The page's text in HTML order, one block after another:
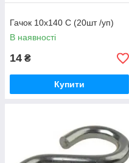
Гачок 10х140 С (20шт /уп)
В наявності
14 ₴
Купити